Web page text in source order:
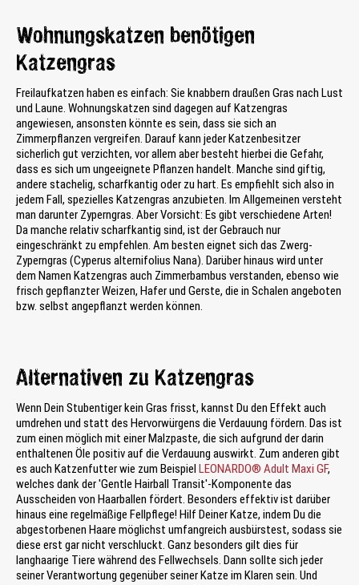
Wohnungskatzen benötigen
Katzengras
Freilaufkatzen haben es einfach: Sie knabbern draußen Gras nach Lust
und Laune. Wohnungskatzen sind dagegen auf Katzengras
angewiesen, ansonsten könnte es sein, dass sie sich an
Zimmerpflanzen vergreifen. Darauf kann jeder Katzenbesitzer
sicherlich gut verzichten, vor allem aber besteht hierbei die Gefahr,
dass es sich um ungeeignete Pflanzen handelt. Manche sind giftig,
andere stachelig, scharfkantig oder zu hart. Es empfiehlt sich also in
jedem Fall, spezielles Katzengras anzubieten. Im Allgemeinen versteht
man darunter Zyperngras. Aber Vorsicht: Es gibt verschiedene Arten!
Da manche relativ scharfkantig sind, ist der Gebrauch nur
eingeschränkt zu empfehlen. Am besten eignet sich das Zwerg-
Zyperngras (Cyperus alternifolius Nana). Darüber hinaus wird unter
dem Namen Katzengras auch Zimmerbambus verstanden, ebenso wie
frisch gepflanzter Weizen, Hafer und Gerste, die in Schalen angeboten
bzw. selbst angepflanzt werden können.
Alternativen zu Katzengras
Wenn Dein Stubentiger kein Gras frisst, kannst Du den Effekt auch
umdrehen und statt des Hervorwürgens die Verdauung fördern. Das ist
zum einen möglich mit einer Malzpaste, die sich aufgrund der darin
enthaltenen Öle positiv auf die Verdauung auswirkt. Zum anderen gibt
es auch Katzenfutter wie zum Beispiel LEONARDO® Adult Maxi GF,
welches dank der 'Gentle Hairball Transit'-Komponente das
Ausscheiden von Haarballen fördert. Besonders effektiv ist darüber
hinaus eine regelmäßige Fellpflege! Hilf Deiner Katze, indem Du die
abgestorbenen Haare möglichst umfangreich ausbürstest, sodass sie
diese erst gar nicht verschluckt. Ganz besonders gilt dies für
langhaarige Tiere während des Fellwechsels. Dann sollte sich jeder
seiner Verantwortung gegenüber seiner Katze im Klaren sein. Und